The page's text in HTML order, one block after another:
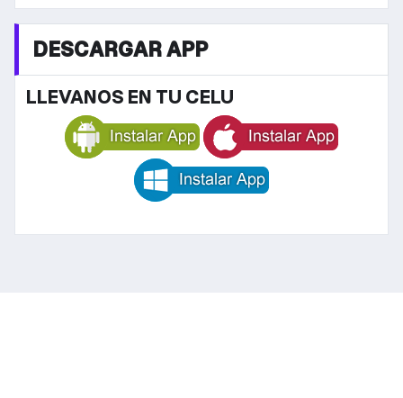
DESCARGAR APP
LLEVANOS EN TU CELU